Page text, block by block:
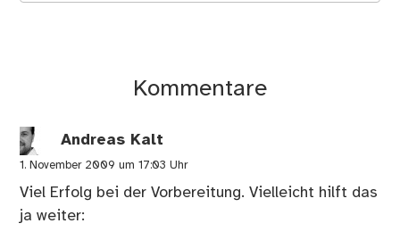
Kommentare
Andreas Kalt
1. November 2009 um 17:03 Uhr
Viel Erfolg bei der Vorbereitung. Vielleicht hilft das
ja weiter: